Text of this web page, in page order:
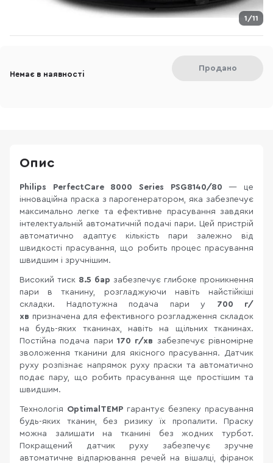
1/11
Немає в наявності
Продано
Опис
Philips PerfectCare 8000 Series PSG8140/80 — це
інноваційна праска з парогенератором, яка забезпечує
максимально легке та ефективне прасування завдяки
інтелектуальній автоматичній подачі пари. Цей пристрій
автоматично адаптує кількість пари залежно від
швидкості прасування, що робить процес прасування
швидшим і зручнішим.
Високий тиск 8.5 бар забезпечує глибоке проникнення
пари в тканину, розгладжуючи навіть найстійкіші
складки. Надпотужна подача пари у
700 г/
хв призначена для ефективного розгладження складок
на будь-яких тканинах, навіть на щільних тканинах.
Постійна подача пари 170 г/хв забезпечує рівномірне
зволоження тканини для якісного прасування. Датчик
руху розпізнає напрямок руху праски та автоматично
подає пару, що робить прасування ще простішим та
швидшим.
Технологія OptimalTEMP гарантує безпеку прасування
будь-яких тканин, без ризику їх пропалити. Праску
можна залишати на тканині без жодних турбот.
Покращений датчик руху забезпечує зручне
автоматичне відпарювання речей на вішалці, фіранок